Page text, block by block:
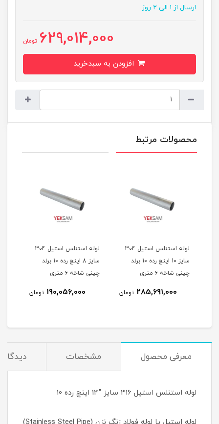
ارسال از ۱ الی ۲ روز
629,014,000 تومان
محصولات مرتبط
لوله استنلس استیل 304
سایز 10 اینچ رده 10 برند
چینی شاخه ۶ متری
285,691,000 تومان
لوله استنلس استیل 304
سایز 8 اینچ رده 10 برند
چینی شاخه ۶ متری
190,056,000 تومان
معرفی محصول مشخصات
لوله استنلس استیل 316 سایز "14 اینچ رده 10